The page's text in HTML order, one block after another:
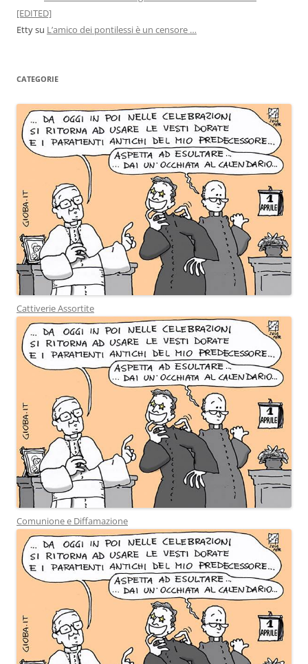
[EDITED]
Ettysu L’amico dei pontilessi è un censore …
CATEGORIE
Cattiverie Assortite
Comunione e Diffamazione